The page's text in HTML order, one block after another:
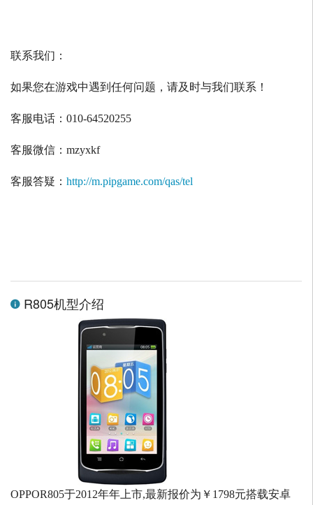
联系我们：
如果您在游戏中遇到任何问题，请及时与我们联系！
客服电话： 010-64520255
客服微信： mzyxkf
客服答疑： http://m.pipgame.com/qas/tel
R805机型介绍
OPPOR805于2012年年上市,最新报价为￥1798元搭载安卓